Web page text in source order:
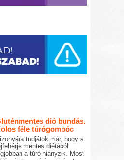
dió bundás,
féle túrógombóc
tudjátok már, hogy a
mentes diétából
a túró hiányzik. Most